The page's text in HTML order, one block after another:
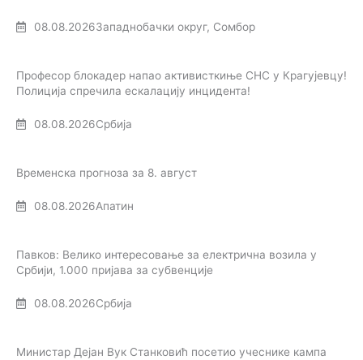
08.08.2026Западнобачки округ, Сомбор
Професор блокадер напао активисткиње СНС у Крагујевцу!
Полиција спречила ескалацију инцидента!
08.08.2026Србија
Временска прогноза за 8. август
08.08.2026Апатин
Павков: Велико интересовање за електрична возила у
Србији, 1.000 пријава за субвенције
08.08.2026Србија
Министар Дејан Вук Станковић посетио учеснике кампа